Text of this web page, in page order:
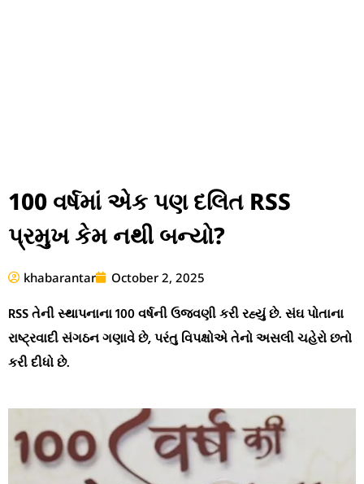
100 વર્ષમાં એક પણ દલિત RSS
પ્રમુખ કેમ નથી બન્યો?
khabarantar October 2, 2025
RSS તેની સ્થાપનાના 100 વર્ષની ઉજવણી કરી રહ્યું છે. સંઘ પોતાના
રાષ્ટ્રવાદી સંગઠન ગણાવે છે, પરંતુ વિપક્ષોએ તેનો અસલી ચહેરો છતો
કરી દીધો છે.